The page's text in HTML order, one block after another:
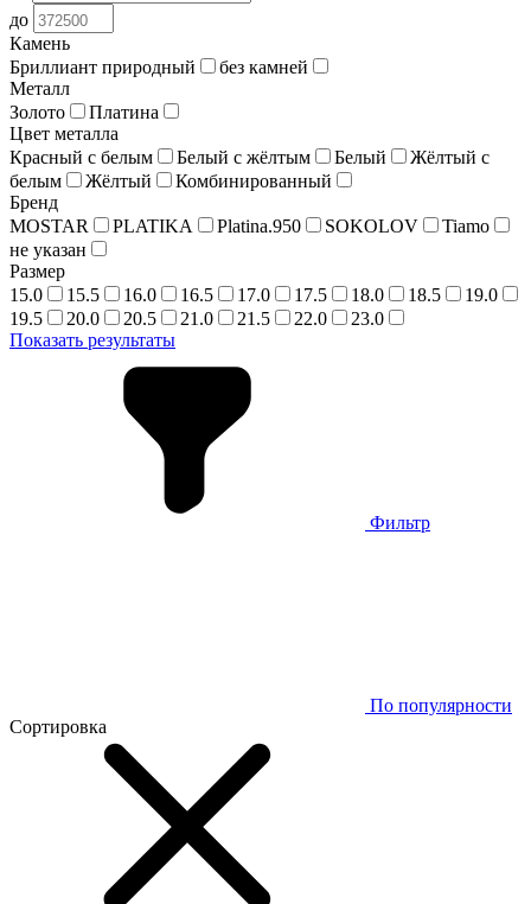
до
Камень
Бриллиант природный
без камней
Металл
Золото
Платина
Цвет металла
Красный c белым
Белый c жёлтым Белый
Жёлтый с
белым
Жёлтый
Комбинированный
Бренд
MOSTAR
PLATIKA Platina.950 SOKOLOV
Tiamo
не указан
Размер
15.0
15.5 16.0 16.5 17.0 17.5 18.0 18.5
19.0
19.5
20.0 20.5 21.0 21.5 22.0
23.0
Показать результаты
Фильтр
По популярности
Сортировка